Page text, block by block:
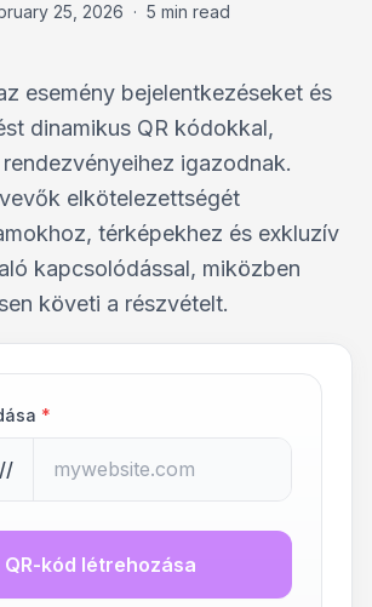
25, 2026 · 5 min read
esemény bejelentkezéseket és
dinamikus QR kódokkal,
igazodnak.
elkötelezettségét
térképekhez és exkluzív
kapcsolódással, miközben
követi a részvételt.
*
QR-kód létrehozása